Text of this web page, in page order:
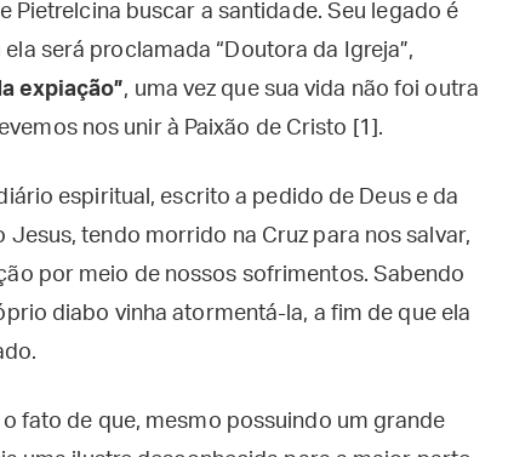
Pietrelcina buscar a santidade. Seu legado é
será proclamada “Doutora da Igreja”,
expiação”, uma vez que sua vida não foi outra
nos unir à Paixão de Cristo [1].
espiritual, escrito a pedido de Deus e da
Jesus, tendo morrido na Cruz para nos salvar,
por meio de nossos sofrimentos. Sabendo
diabo vinha atormentá-la, a fim de que ela
fato de que, mesmo possuindo um grande